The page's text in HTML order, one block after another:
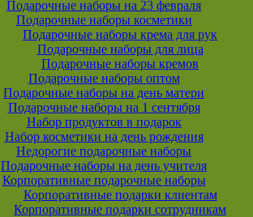
Подарочные наборы на 23 февраля
Подарочные наборы косметики
Подарочные наборы крема для рук
Подарочные наборы для лица
Подарочные наборы кремов
Подарочные наборы оптом
Подарочные наборы на день матери
Подарочные наборы на 1 сентября
Набор продуктов в подарок
Набор косметики на день рождения
Недорогие подарочные наборы
Подарочные наборы на день учителя
Корпоративные подарочные наборы
Корпоративные подарки клиентам
Корпоративные подарки сотрудникам